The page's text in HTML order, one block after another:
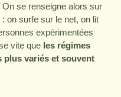
se renseigne alors sur
on surfe sur le net, on lit
expérimentées
vite que les régimes
plus variés et souvent